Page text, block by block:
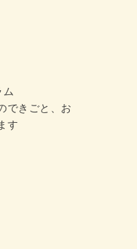
ム
できごと、お
す